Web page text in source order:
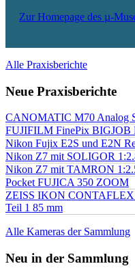
Zur Homepage des µ-
Alle Praxisberichte
Neue Praxisberichte
CANOMATIC M70 Analog
FUJIFILM FinePix BIGJOB
Nikon Fujix E2S und E2N
Nikon Z7 mit SOLIGOR
Nikon Z7 mit TAMRON
Pocket FUJICA 350 ZOOM
ZEISS IKON CONTAFLEX
Teil 1 85 mm
Alle Kameras der Sammlung
Neu in der Sammlung